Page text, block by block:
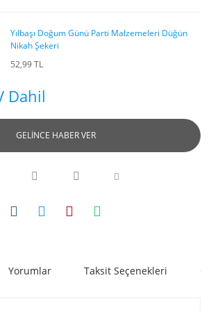
Yılbaşı Doğum Günü Parti Malzemeleri Düğün
Nikah Şekeri
52,99 TL
Dahil
GELİNCE HABER VER
Yorumlar Taksit Seçenekleri